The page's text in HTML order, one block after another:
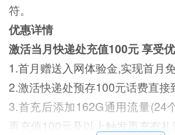
符。
优惠详情
激活当月快递处充值100元 享受
1.首月赠送入网体验金,实现首月
2.激活快递处预存100元话费直接
3.首充后添加162G通用流量(24
再充值100元及以上触发再充有